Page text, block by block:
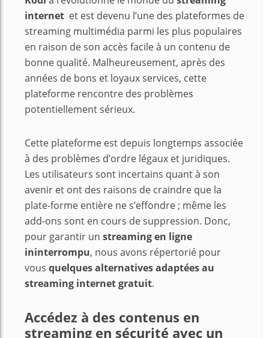
internet et est devenu l’une des plateformes de
streaming multimédia parmi les plus populaires
en raison de son accès facile à un contenu de
bonne qualité. Malheureusement, après des
années de bons et loyaux services, cette
plateforme rencontre des problèmes
potentiellement sérieux.
Cette plateforme est depuis longtemps associée
à des problèmes d’ordre légaux et juridiques.
Les utilisateurs sont incertains quant à son
avenir et ont des raisons de craindre que la
plate-forme entière ne s’effondre ; même les
add-ons sont en cours de suppression. Donc,
pour garantir un streaming en ligne
ininterrompu, nous avons répertorié pour
vous quelques alternatives adaptées au
streaming internet gratuit.
Accédez à des contenus en
streaming en sécurité avec un